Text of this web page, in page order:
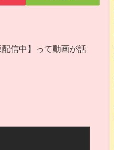
信中】って動画が話